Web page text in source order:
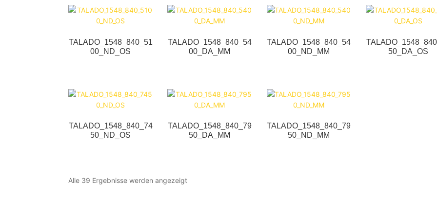
TALADO_1548_840_51
00_ND_OS
TALADO_1548_840_54
00_DA_MM
TALADO_1548_840_54
00_ND_MM
50_DA_OS
TALADO_1548_840_74
50_ND_OS
TALADO_1548_840_79
50_DA_MM
TALADO_1548_840_79
50_ND_MM
Alle 39 Ergebnisse werden angezeigt